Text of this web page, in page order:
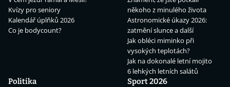
Kvízy pro seniory
Kalendář úplňků 2026
Co je bodycount?
někoho z minulého života
Astronomické úkazy 2026:
zatmění slunce a další
Jak obléci miminko při
vysokých teplotách?
Jak na dokonalé letní mojito
6 lehkých letních salátů
Politika
Sport 2026